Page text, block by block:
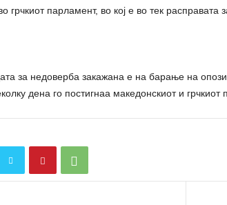
грчкиот парламент, во кој е во тек расправата
за недоверба закажана е на барање на
дена го постигнаа македонскиот и грчкиот